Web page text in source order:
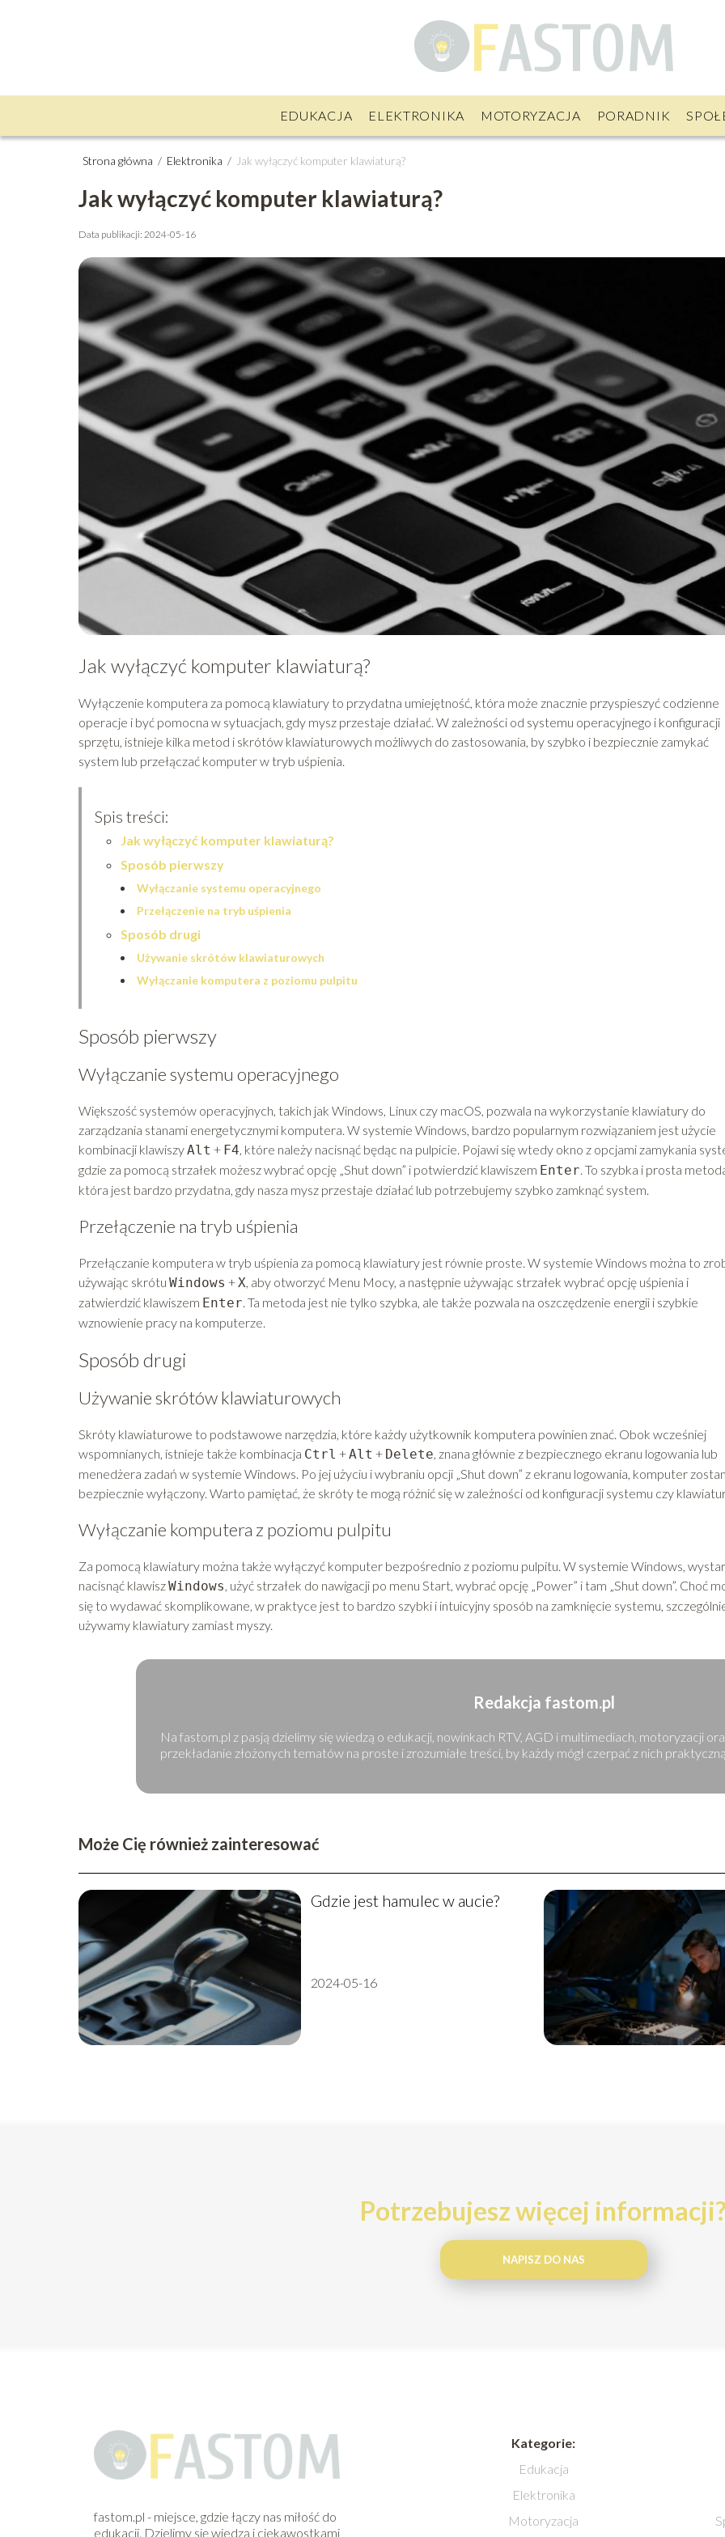
EDUKACJA ELEKTRONIKA MOTORYZACJA PORADNIK
Strona główna / Elektronika / Jak wyłączyć komputer klawiaturą?
Jak wyłączyć komputer klawiaturą?
Data publikacji: 2024-05-16
Jak wyłączyć komputer klawiaturą?
Wyłączenie komputera za pomocą klawiatury to przydatna umiejętność, która może znacznie przyspieszyć codzienne
operacje i być pomocna w sytuacjach, gdy mysz przestaje działać. W zależności od systemu operacyjnego i konfiguracji
sprzętu, istnieje kilka metod i skrótów klawiaturowych możliwych do zastosowania, by szybko i bezpiecznie zamykać
system lub przełączać komputer w tryb uśpienia.
Spis treści:
Jak wyłączyć komputer klawiaturą?
Sposób pierwszy
Wyłączanie systemu operacyjnego
Przełączenie na tryb uśpienia
Sposób drugi
Używanie skrótów klawiaturowych
Wyłączanie komputera z poziomu pulpitu
Sposób pierwszy
Wyłączanie systemu operacyjnego
Większość systemów operacyjnych, takich jak Windows, Linux czy macOS, pozwala na wykorzystanie klawiatury do
zarządzania stanami energetycznymi komputera. W systemie Windows, bardzo popularnym rozwiązaniem jest użycie
kombinacji klawiszyAlt + F4, które należy nacisnąć będąc na pulpicie. Pojawi się wtedy okno z opcjami zamykania
gdzie za pomocą strzałek możesz wybrać opcję „Shut down” i potwierdzić klawiszem Enter. To szybka i prosta
która jest bardzo przydatna, gdy nasza mysz przestaje działać lub potrzebujemy szybko zamknąć system.
Przełączenie na tryb uśpienia
Przełączanie komputera w tryb uśpienia za pomocą klawiatury jest równie proste. W systemie Windows można to
używając skrótu Windows +X, aby otworzyć Menu Mocy, a następnie używając strzałek wybrać opcję uśpienia i
zatwierdzić klawiszem Enter. Ta metoda jest nie tylko szybka, ale także pozwala na oszczędzenie energii i szybkie
wznowienie pracy na komputerze.
Sposób drugi
Używanie skrótów klawiaturowych
Skróty klawiaturowe to podstawowe narzędzia, które każdy użytkownik komputera powinien znać. Obok wcześniej
wspomnianych, istnieje także kombinacja Ctrl +Alt + Delete, znana głównie z bezpiecznego ekranu logowania lub
menedżera zadań w systemie Windows. Po jej użyciu i wybraniu opcji „Shut down” z ekranu logowania, komputer
bezpiecznie wyłączony. Warto pamiętać, że skróty te mogą różnić się w zależności od konfiguracji systemu czy
Wyłączanie komputera z poziomu pulpitu
Za pomocą klawiatury można także wyłączyć komputer bezpośrednio z poziomu pulpitu. W systemie Windows,
nacisnąć klawiszWindows, użyć strzałek do nawigacji po menu Start, wybrać opcję „Power” i tam „Shut down”. Choć
się to wydawać skomplikowane, w praktyce jest to bardzo szybki i intuicyjny sposób na zamknięcie systemu,
używamy klawiatury zamiast myszy.
Redakcja fastom.pl
Na fastom.pl z pasją dzielimy się wiedzą o edukacji, nowinkach RTV, AGD i multimediach, motoryzacji
przekładanie złożonych tematów na proste i zrozumiałe treści, by każdy mógł czerpać z nich
Może Cię również zainteresować
Gdzie jest hamulec w aucie?
2024-05-16
Potrzebujesz więcej informacji?
NAPISZ DO NAS
fastom.pl - miejsce, gdzie łączy nas miłość do
edukacji. Dzielimy się wiedzą i ciekawostkami
Kategorie:
Edukacja
Elektronika
Motoryzacja